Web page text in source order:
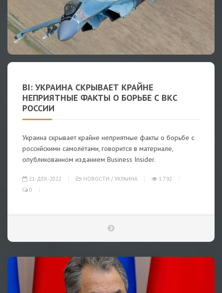
BI: УКРАИНА СКРЫВАЕТ КРАЙНЕ
НЕПРИЯТНЫЕ ФАКТЫ О БОРЬБЕ С ВКС
РОССИИ
Украина скрывает крайне неприятные факты о борьбе с
российскими самолётами, говорится в материале,
опубликованном изданием Business Insider.
21-ДЕК-2022 НОВОСТИ / УКРАИНА
1 792
0